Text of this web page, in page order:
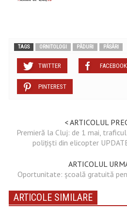
TAGS ORNITOLOGI PĂDURI PĂSĂRI
TWITTER FACEBOOK
PINTEREST
< ARTICOLUL
Premieră la Cluj: de 1 mai,
poliţişti din elicopter
ARTICOLUL
Oportunitate: școală gratuită
ARTICOLE SIMILARE